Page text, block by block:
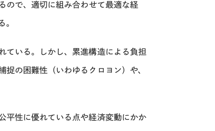
ので、適切に組み合わせて最適な経
。
ている。しかし、累進構造による負担
の困難性（いわゆるクロヨン）や、
平性に優れている点や経済変動にかか